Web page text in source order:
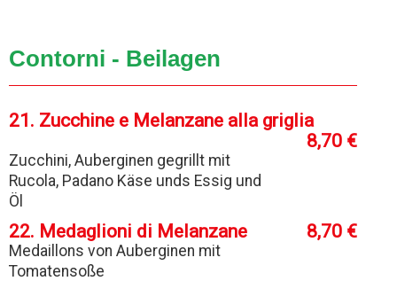
Contorni - Beilagen
21. Zucchine e Melanzane alla griglia
8,70 €
Zucchini, Auberginen gegrillt mit
Rucola, Padano Käse unds Essig und
Öl
22. Medaglioni di Melanzane 8,70 €
Medaillons von Auberginen mit
Tomatensoße